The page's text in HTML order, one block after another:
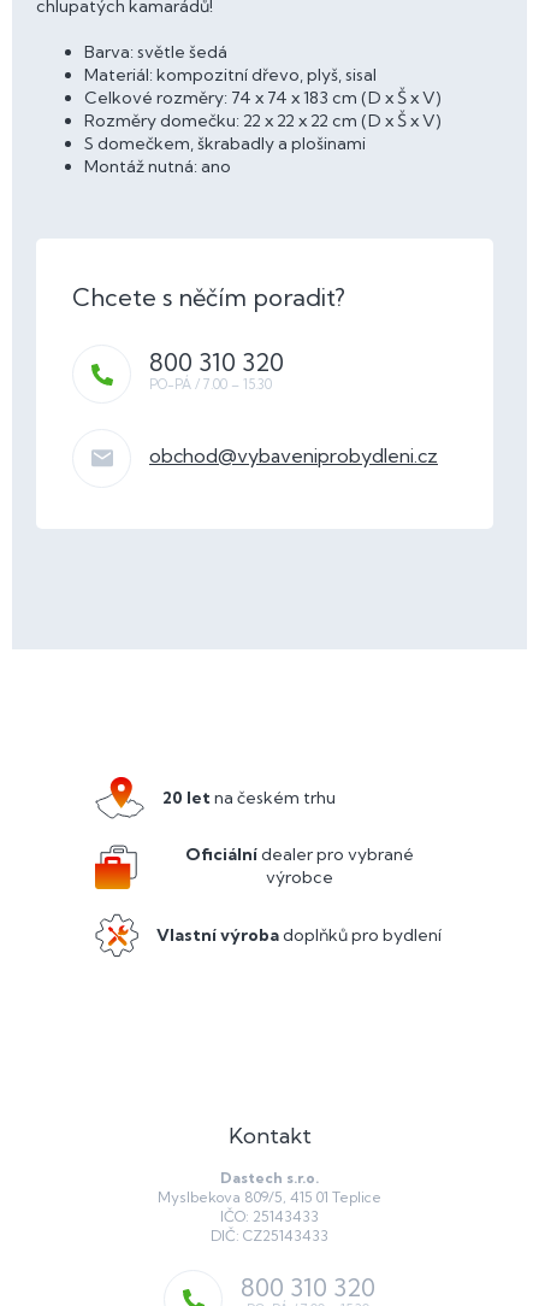
chlupatých kamarádů!
Barva: světle šedá
Materiál: kompozitní dřevo, plyš, sisal
Celkové rozměry: 74 x 74 x 183 cm (D x Š x V)
Rozměry domečku: 22 x 22 x 22 cm (D x Š x V)
S domečkem, škrabadly a plošinami
Montáž nutná: ano
obchod@vybaveniprobydleni.cz
800 310 320
20 letna českém trhu
Oficiálnídealer pro vybrané
výrobce
Vlastní výrobadoplňků pro bydlení
Kontakt
Dastech s.r.o.
Myslbekova 809/5, 415 01 Teplice
IČO: 25143433
DIČ: CZ25143433
800 310 320